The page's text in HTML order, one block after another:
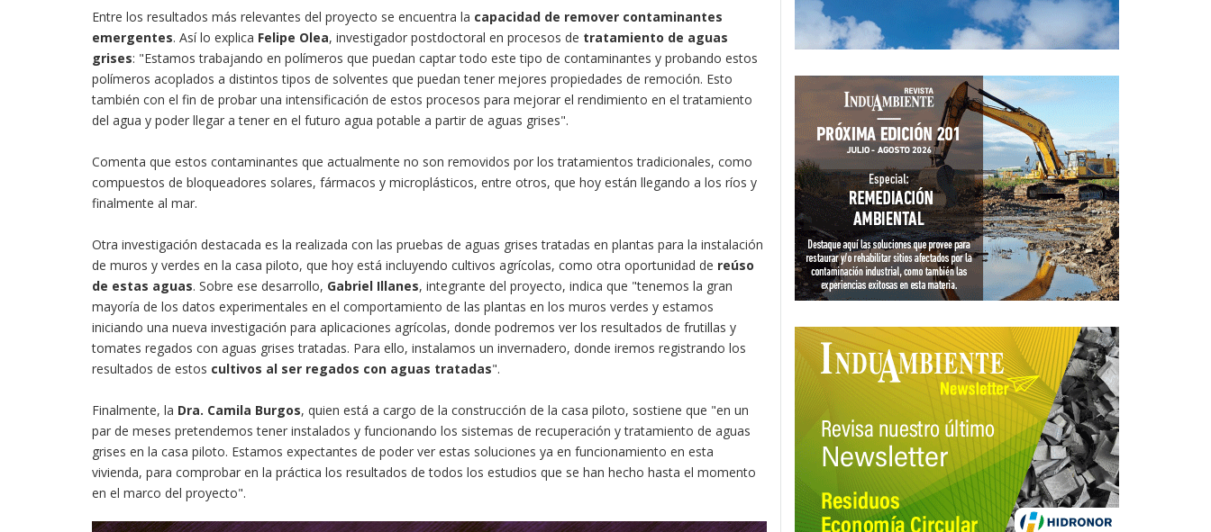
Entre los resultados más relevantes del proyecto se encuentra la capacidad de remover contaminantes
emergentes. Así lo explica Felipe Olea, investigador postdoctoral en procesos de tratamiento de aguas
grises: "Estamos trabajando en polímeros que puedan captar todo este tipo de contaminantes y probando estos
polímeros acoplados a distintos tipos de solventes que puedan tener mejores propiedades de remoción. Esto
también con el fin de probar una intensificación de estos procesos para mejorar el rendimiento en el tratamiento
del agua y poder llegar a tener en el futuro agua potable a partir de aguas grises".
Comenta que estos contaminantes que actualmente no son removidos por los tratamientos tradicionales, como
compuestos de bloqueadores solares, fármacos y microplásticos, entre otros, que hoy están llegando a los ríos y
finalmente al mar.
Otra investigación destacada es la realizada con las pruebas de aguas grises tratadas en plantas para la instalación
de muros y verdes en la casa piloto, que hoy está incluyendo cultivos agrícolas, como otra oportunidad de reúso
de estas aguas. Sobre ese desarrollo, Gabriel Illanes, integrante del proyecto, indica que "tenemos la gran
mayoría de los datos experimentales en el comportamiento de las plantas en los muros verdes y estamos
iniciando una nueva investigación para aplicaciones agrícolas, donde podremos ver los resultados de frutillas y
tomates regados con aguas grises tratadas. Para ello, instalamos un invernadero, donde iremos registrando los
resultados de estos cultivos al ser regados con aguas tratadas".
Finalmente, la Dra. Camila Burgos, quien está a cargo de la construcción de la casa piloto, sostiene que "en un
par de meses pretendemos tener instalados y funcionando los sistemas de recuperación y tratamiento de aguas
grises en la casa piloto. Estamos expectantes de poder ver estas soluciones ya en funcionamiento en esta
vivienda, para comprobar en la práctica los resultados de todos los estudios que se han hecho hasta el momento
en el marco del proyecto".